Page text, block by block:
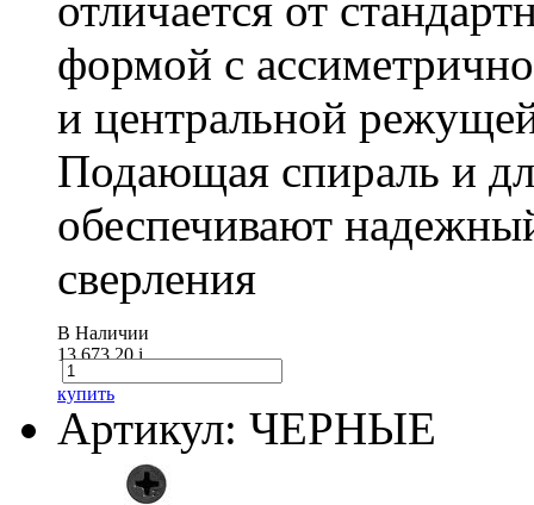
формой с
и центральной
Подающая спираль и
обеспечивают
сверления
В Наличии
13 673.20i
купить
Артикул: ЧЕРНЫЕ